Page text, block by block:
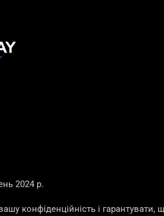
2024 р.
конфіденційність і